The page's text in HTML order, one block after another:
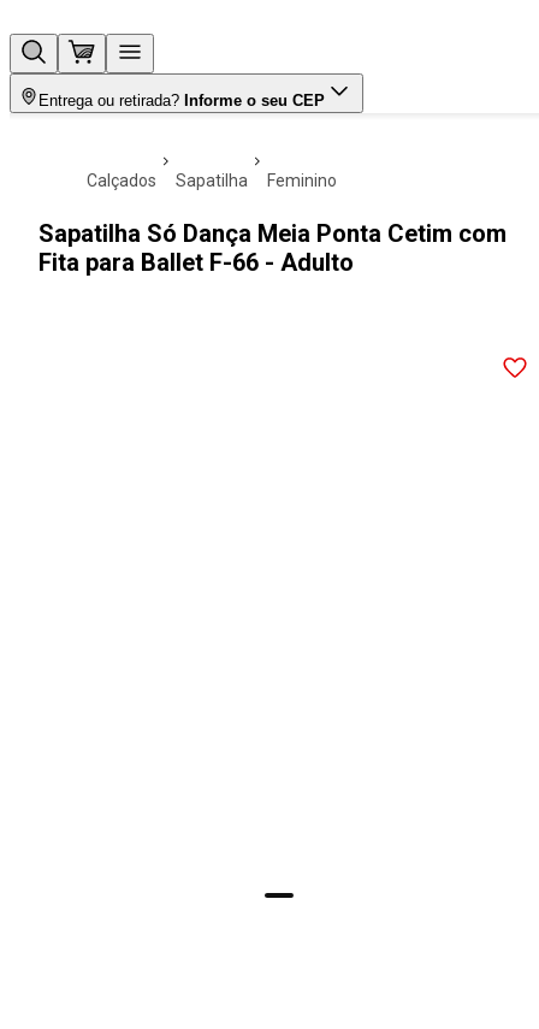
Entrega ou retirada? Informe o seu CEP
calçados sapatilha feminino
Sapatilha Só Dança Meia Ponta Cetim com
Fita para Ballet F-66 - Adulto